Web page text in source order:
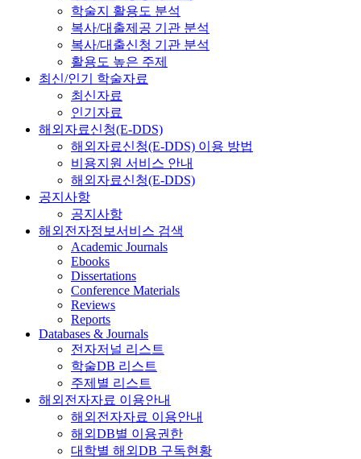
학술지 활용도 분석
복사/대출제공 기관 분석
복사/대출신청 기관 분석
활용도 높은 주제
최신/인기 학술자료
최신자료
인기자료
해외자료신청(E-DDS)
해외자료신청(E-DDS) 이용 방법
비용지원 서비스 안내
해외자료신청(E-DDS)
공지사항
공지사항
해외전자정보서비스 검색
Academic Journals
Ebooks
Dissertations
Conference Materials
Reviews
Reports
Databases & Journals
전자저널 리스트
학술DB 리스트
주제별 리스트
해외전자자료 이용안내
해외전자자료 이용안내
해외DB별 이용권한
대학별 해외DB 구독현황